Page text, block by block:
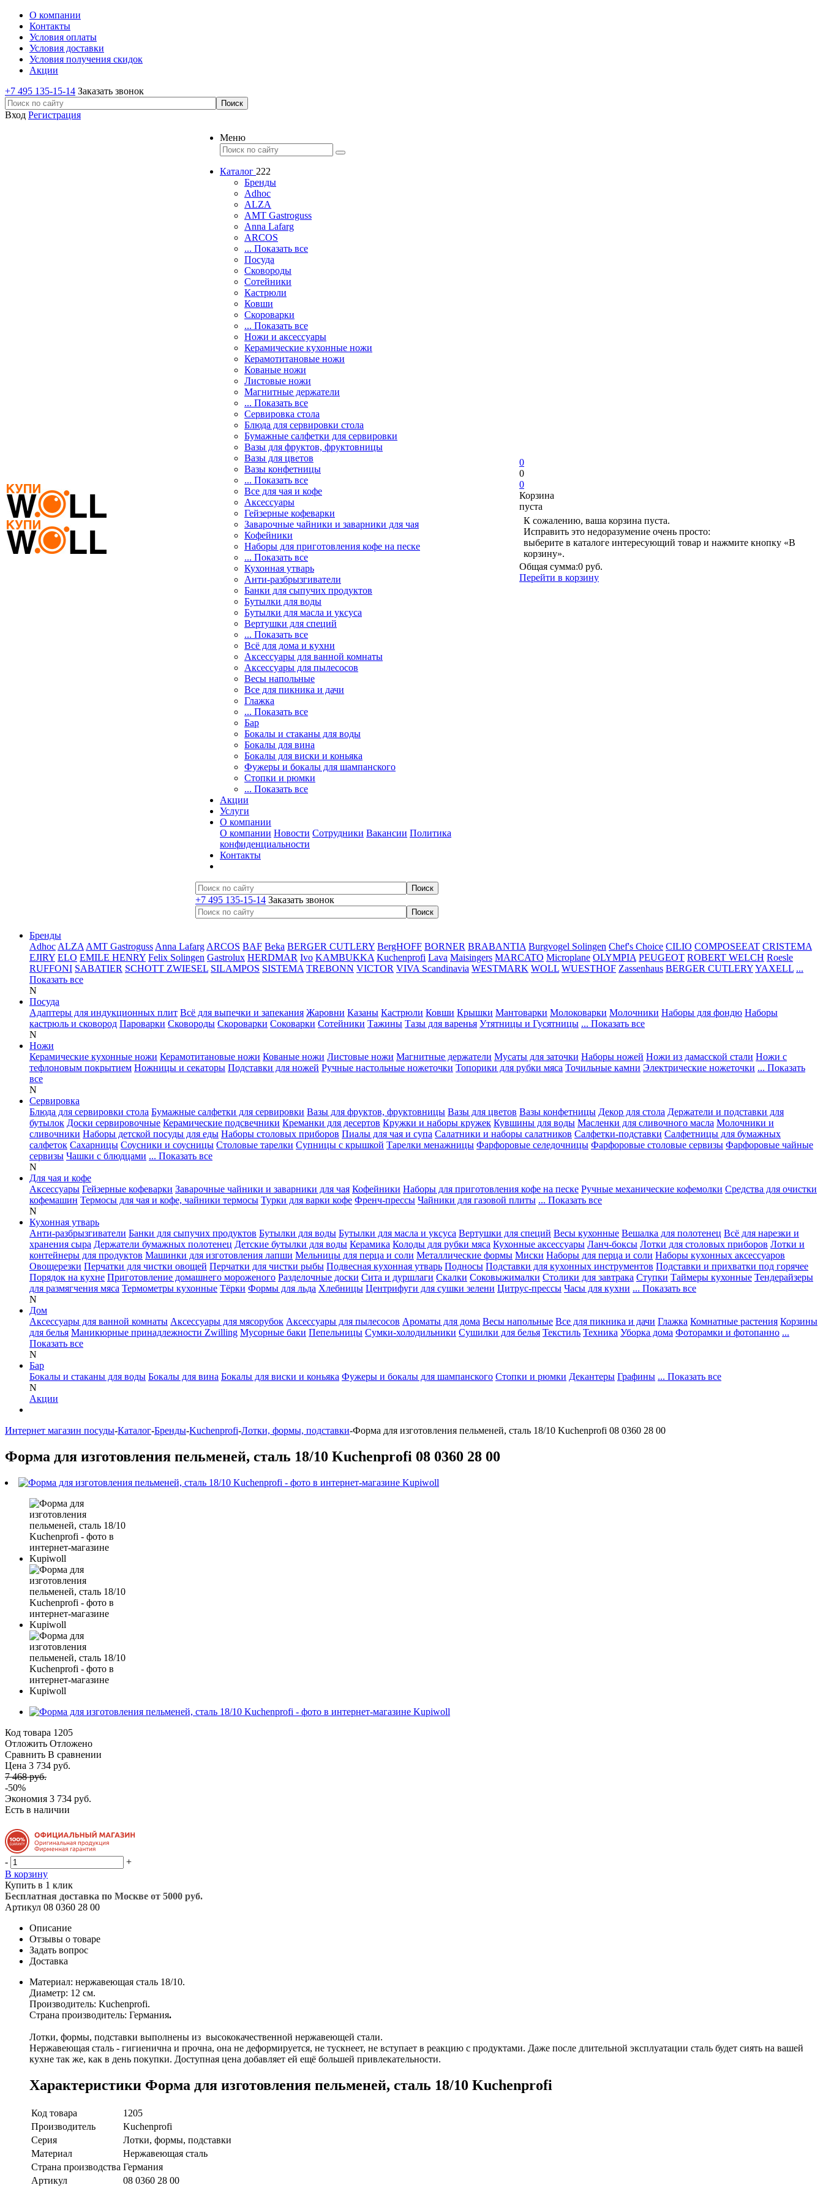
О компании
Контакты
Условия оплаты
Условия доставки
Условия получения скидок
Акции
+7 495 135-15-14 Заказать звонок
Вход Регистрация
Меню
Каталог 222
Бренды
Adhoc
ALZA
AMT Gastroguss
Anna Lafarg
ARCOS
... Показать все
Посуда
Сковороды
Сотейники
Кастрюли
Ковши
Скороварки
... Показать все
Ножи и аксессуары
Керамические кухонные ножи
Керамотитановые ножи
Кованые ножи
Листовые ножи
Магнитные держатели
... Показать все
Сервировка стола
Блюда для сервировки стола
Бумажные салфетки для сервировки
Вазы для фруктов, фруктовницы
Вазы для цветов
Вазы конфетницы
... Показать все
Все для чая и кофе
Аксессуары
Гейзерные кофеварки
Заварочные чайники и заварники для чая
Кофейники
Наборы для приготовления кофе на песке
... Показать все
Кухонная утварь
Анти-разбрызгиватели
Банки для сыпучих продуктов
Бутылки для воды
Бутылки для масла и уксуса
Вертушки для специй
... Показать все
Всё для дома и кухни
Аксессуары для ванной комнаты
Аксессуары для пылесосов
Весы напольные
Все для пикника и дачи
Глажка
... Показать все
Бар
Бокалы и стаканы для воды
Бокалы для вина
Бокалы для виски и коньяка
Фужеры и бокалы для шампанского
Стопки и рюмки
... Показать все
Акции
Услуги
О компании
О компании Новости Сотрудники Вакансии Политика
конфиденциальности
Контакты
+7 495 135-15-14 Заказать звонок
0
0
0
Корзина
пуста
К сожалению, ваша корзина пуста.
Исправить это недоразумение очень просто:
выберите в каталоге интересующий товар и нажмите кнопку «В
корзину».
Общая сумма:0 руб.
Перейти в корзину
Бренды
Adhoc ALZA AMT Gastroguss Anna Lafarg ARCOS BAF Beka BERGER CUTLERY BergHOFF BORNER BRABANTIA Burgvogel Solingen Chef's Choice CILIO COMPOSEEAT CRISTEMA
EJIRY ELO EMILE HENRY Felix Solingen Gastrolux HERDMAR Ivo KAMBUKKA Kuchenprofi Lava Maisingers MARCATO Microplane OLYMPIA PEUGEOT ROBERT WELCH Roesle
RUFFONI SABATIER SCHOTT ZWIESEL SILAMPOS SISTEMA TREBONN VICTOR VIVA Scandinavia WESTMARK WOLL WUESTHOF Zassenhaus BERGER CUTLERYYAXELL ...
Показать все
N
Посуда
Адаптеры для индукционных плит Всё для выпечки и запекания Жаровни Казаны Кастрюли Ковши Крышки Мантоварки Молоковарки Молочники Наборы для фондю Наборы
кастрюль и сковород Пароварки Сковороды Скороварки Соковарки Сотейники Тажины Тазы для варенья Утятницы и Гусятницы ... Показать все
N
Ножи
Керамические кухонные ножи Керамотитановые ножи Кованые ножи Листовые ножи Магнитные держатели Мусаты для заточки Наборы ножей Ножи из дамасской стали Ножи с
тефлоновым покрытием Ножницы и секаторы Подставки для ножей Ручные настольные ножеточки Топорики для рубки мяса Точильные камни Электрические ножеточки ... Показать
все
N
Сервировка
Блюда для сервировки стола Бумажные салфетки для сервировки Вазы для фруктов, фруктовницы Вазы для цветов Вазы конфетницы Декор для стола Держатели и подставки для
бутылок Доски сервировочные Керамические подсвечники Креманки для десертов Кружки и наборы кружек Кувшины для воды Масленки для сливочного масла Молочники и
сливочники Наборы детской посуды для еды Наборы столовых приборов Пиалы для чая и супа Салатники и наборы салатников Салфетки-подставки Салфетницы для бумажных
салфеток Сахарницы Соусники и соусницы Столовые тарелки Супницы с крышкой Тарелки менажницы Фарфоровые селедочницы Фарфоровые столовые сервизы Фарфоровые чайные
сервизы Чашки с блюдцами ... Показать все
N
Для чая и кофе
Аксессуары Гейзерные кофеварки Заварочные чайники и заварники для чая Кофейники Наборы для приготовления кофе на песке Ручные механические кофемолки Средства для очистки
кофемашин Термосы для чая и кофе, чайники термосы Турки для варки кофе Френч-прессы Чайники для газовой плиты ... Показать все
N
Кухонная утварь
Анти-разбрызгиватели Банки для сыпучих продуктов Бутылки для воды Бутылки для масла и уксуса Вертушки для специй Весы кухонные Вешалка для полотенец Всё для нарезки и
хранения сыра Держатели бумажных полотенец Детские бутылки для воды Керамика Колоды для рубки мяса Кухонные аксессуары Ланч-боксы Лотки для столовых приборов Лотки и
контейнеры для продуктов Машинки для изготовления лапши Мельницы для перца и соли Металлические формы Миски Наборы для перца и соли Наборы кухонных аксессуаров
Овощерезки Перчатки для чистки овощей Перчатки для чистки рыбы Подвесная кухонная утварь Подносы Подставки для кухонных инструментов Подставки и прихватки под горячее
Порядок на кухне Приготовление домашнего мороженого Разделочные доски Сита и дуршлаги Скалки Соковыжималки Столики для завтрака Ступки Таймеры кухонные Тендерайзеры
для размягчения мяса Термометры кухонные Тёрки Формы для льда Хлебницы Центрифуги для сушки зелени Цитрус-прессы Часы для кухни ... Показать все
N
Дом
Аксессуары для ванной комнаты Аксессуары для мясорубок Аксессуары для пылесосов Ароматы для дома Весы напольные Все для пикника и дачи Глажка Комнатные растения Корзины
для белья Маникюрные принадлежности Zwilling Мусорные баки Пепельницы Сумки-холодильники Сушилки для белья Текстиль Техника Уборка дома Фоторамки и фотопанно ...
Показать все
N
Бар
Бокалы и стаканы для воды Бокалы для вина Бокалы для виски и коньяка Фужеры и бокалы для шампанского Стопки и рюмки Декантеры Графины ... Показать все
N
Акции
Интернет магазин посуды-Каталог-Бренды-Kuchenprofi-Лотки, формы, подставки-Форма для изготовления пельменей, сталь 18/10 Kuchenprofi 08 0360 28 00
Форма для изготовления пельменей, сталь 18/10 Kuchenprofi 08 0360 28 00
Код товара 1205
Отложить Отложено
Сравнить В сравнении
Цена 3 734 руб.
7 468 руб.
-50%
Экономия 3 734 руб.
Есть в наличии
-
+
В корзину
Купить в 1 клик
Бесплатная доставка по Москве от 5000 руб.
Артикул 08 0360 28 00
Описание
Отзывы о товаре
Задать вопрос
Доставка
Материал: нержавеющая сталь 18/10.
Диаметр: 12 см.
Производитель: Kuchenprofi.
Страна производитель: Германия.
Лотки, формы, подставки выполнены из высококачественной нержавеющей стали.
Нержавеющая сталь - гигиенична и прочна, она не деформируется, не тускнеет, не вступает в реакцию с продуктами. Даже после длительной эксплуатации сталь будет сиять на вашей
кухне так же, как в день покупки. Доступная цена добавляет ей ещё большей привлекательности.
Характеристики Форма для изготовления пельменей, сталь 18/10 Kuchenprofi
Код товара
1205
Производитель
Kuchenprofi
Серия
Лотки, формы, подставки
Материал
Нержавеющая сталь
Страна производства Германия
Артикул
08 0360 28 00